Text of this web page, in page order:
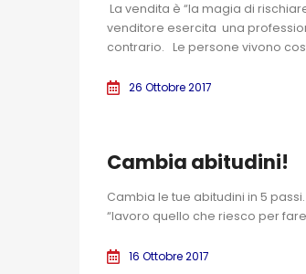
La vendita è “la magia di
venditore esercita una
contrario. Le persone vivono
26 Ottobre 2017
Cambia abitudini!
Cambia le tue abitudini in 5
“lavoro quello che riesco per
16 Ottobre 2017